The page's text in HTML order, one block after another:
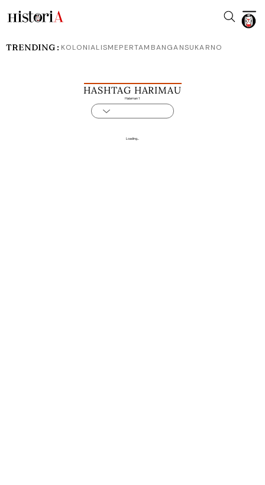
HASHTAG HARIMAU
Halaman 1
Loading...
TRENDING : KOLONIALISMEPERTAMBANGANSUKARNO